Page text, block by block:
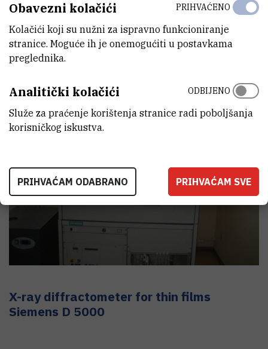
Snimanje difrakcijskih slika rentgenskom
difrakcijom u prahu (XRPD)
X-ray diffractometer for thin films
Siemens D 5000
Obavezni kolačići
Kolačići koji su nužni za ispravno funkcioniranje
stranice. Moguće ih je onemogućiti u postavkama
preglednika.
PRIHVAĆENO
Analitički kolačići
Služe za praćenje korištenja stranice radi poboljšanja
korisničkog iskustva.
ODBIJENO
PRIHVAĆAM ODABRANO PRIHVAĆAM SVE